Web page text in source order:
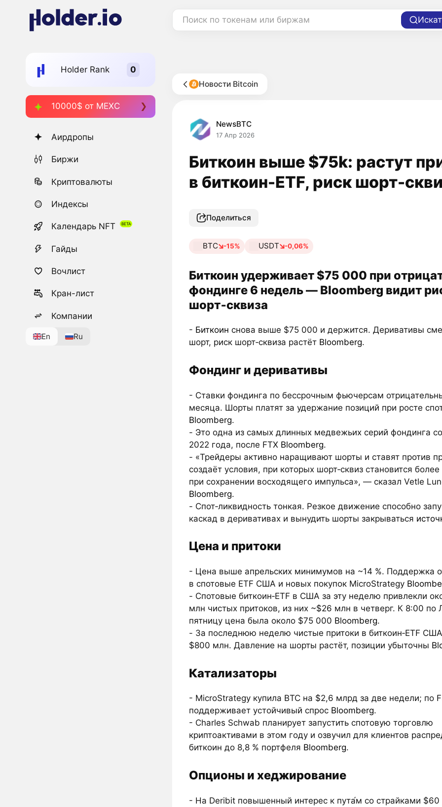
Поиск по токенам или биржам
Holder Rank
10000$ от MEXC
Аирдропы
Биржи
Криптовалюты
Индексы
Календарь NFT
Гайды
Вочлист
Кран-лист
Компании
En Ru
Новости Bitcoin
NewsBTC
17 Апр 2026
Биткоин выше $75k: растут
в биткоин-ETF, риск шорт-
Поделиться
BTC -15% USDT -0,06%
Биткоин удерживает $75 000 при
фондинге 6 недель — Bloomberg видит
шорт‑сквиза
- Биткоин снова выше $75 000 и держится. Деривативы
шорт, риск шорт‑сквиза растёт Bloomberg.
Фондинг и деривативы
- Ставки фондинга по бессрочным фьючерсам
месяца. Шорты платят за удержание позиций при росте
Bloomberg.
- Это одна из самых длинных медвежьих серий фондинга
2022 года, после FTX Bloomberg.
- «Трейдеры активно наращивают шорты и ставят против
создаёт условия, при которых шорт‑сквиз становится
при сохранении восходящего импульса», — сказал Vetle
Bloomberg.
- Спот‑ликвидность тонкая. Резкое движение способно
каскад в деривативах и вынудить шорты закрываться
Цена и притоки
- Цена выше апрельских минимумов на ~14 %. Поддержка
в спотовые ETF США и новых покупок MicroStrategy
- Спотовые биткоин‑ETF в США за эту неделю привлекли
млн чистых притоков, из них ~$26 млн в четверг. К 8:00 по
пятницу цена была около $75 000 Bloomberg.
- За последнюю неделю чистые притоки в биткоин‑ETF
$800 млн. Давление на шорты растёт, позиции убыточны
Катализаторы
- MicroStrategy купила BTC на $2,6 млрд за две недели; по
поддерживает устойчивый спрос Bloomberg.
- Charles Schwab планирует запустить спотовую торговлю
криптоактивами в этом году и озвучил для клиентов
биткоин до 8,8 % портфеля Bloomberg.
Опционы и хеджирование
- На Deribit повышенный интерес к пута́м со страйками